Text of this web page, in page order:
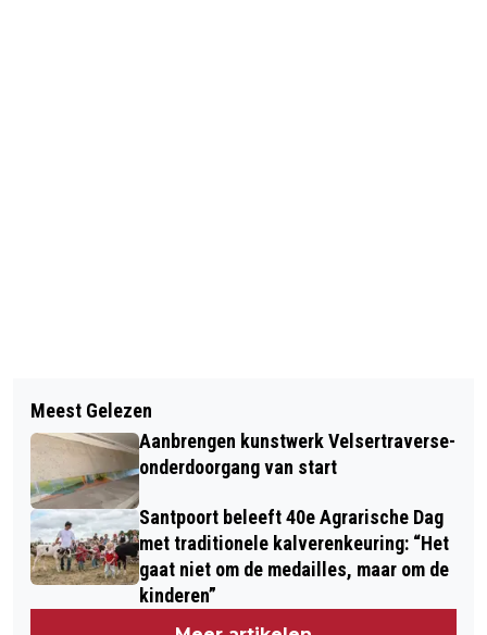
‘PLANET YOUNG’, NIEUW
SAMENWERKINGSVERBAND
SPECIALISTISCHE JEUGDHULP REGIO
ZUID-KENNEMERLAND EN IJMOND
OPENING SKATEBAAN WIJK AAN ZEE
Meest Gelezen
Aanbrengen kunstwerk Velsertraverse-
onderdoorgang van start
Santpoort beleeft 40e Agrarische Dag
met traditionele kalverenkeuring: “Het
gaat niet om de medailles, maar om de
kinderen”